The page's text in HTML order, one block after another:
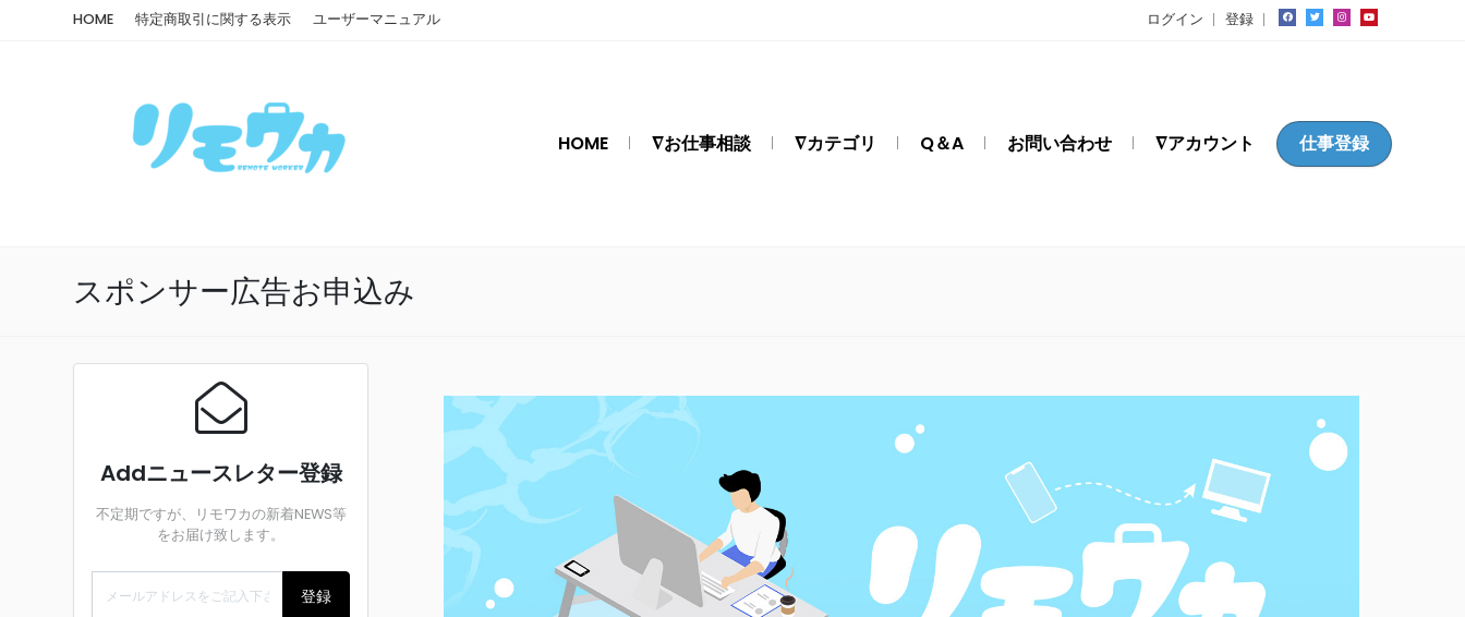
HOME 特定商取引に関する表示 ユーザーマニュアル ログイン 登録
HOME ∇お仕事相談 ∇カテゴリ Q＆A お問い合わせ ∇アカウント 仕事登録
スポンサー広告お申込み
Addニュースレター登録
不定期ですが、リモワカの新着NEWS等
をお届け致します。
登録